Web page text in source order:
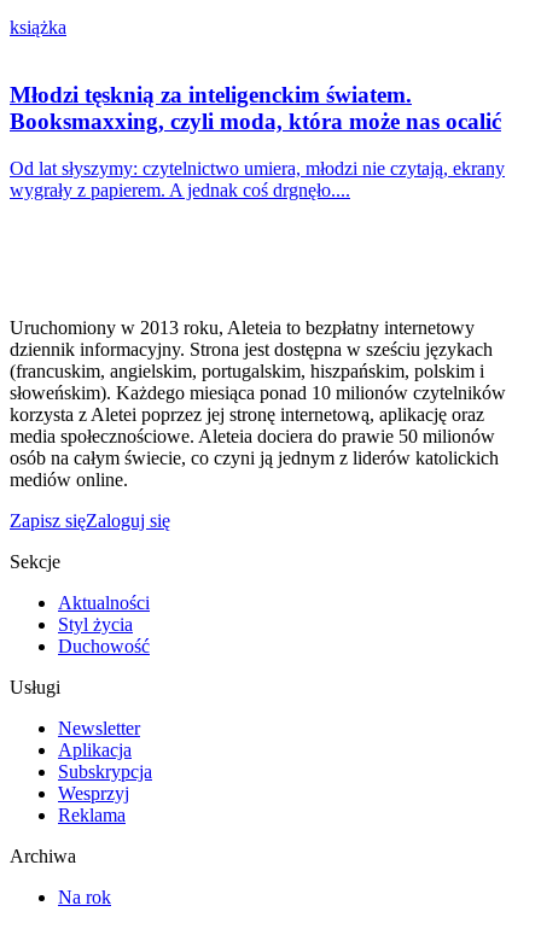
książka
Młodzi tęsknią za inteligenckim światem.
Booksmaxxing, czyli moda, która może nas ocalić
Od lat słyszymy: czytelnictwo umiera, młodzi nie czytają, ekrany
wygrały z papierem. A jednak coś drgnęło....
Uruchomiony w 2013 roku, Aleteia to bezpłatny internetowy
dziennik informacyjny. Strona jest dostępna w sześciu językach
(francuskim, angielskim, portugalskim, hiszpańskim, polskim i
słoweńskim). Każdego miesiąca ponad 10 milionów czytelników
korzysta z Aletei poprzez jej stronę internetową, aplikację oraz
media społecznościowe. Aleteia dociera do prawie 50 milionów
osób na całym świecie, co czyni ją jednym z liderów katolickich
mediów online.
Zapisz sięZaloguj się
Sekcje
Aktualności
Styl życia
Duchowość
Usługi
Newsletter
Aplikacja
Subskrypcja
Wesprzyj
Reklama
Archiwa
Na rok